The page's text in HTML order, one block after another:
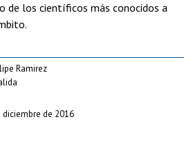
de los científicos más conocidos a
Ramirez
de 2016